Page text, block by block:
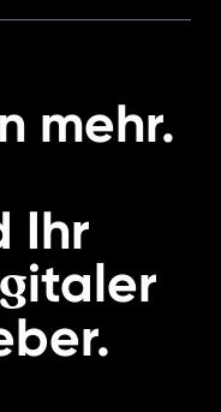
mehr.
Ihr
gitaler